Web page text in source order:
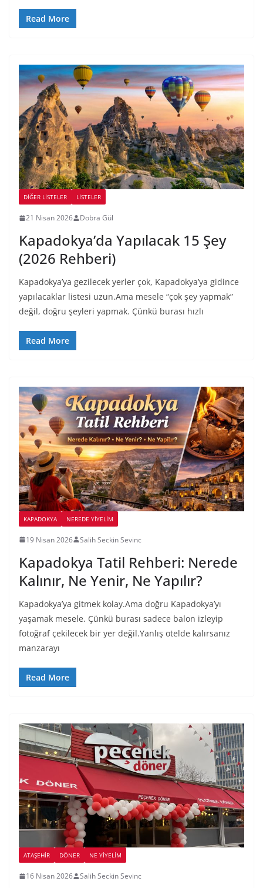
Read More
DIĞER LISTELER LİSTELER
21 Nisan 2026 Dobra Gül
Kapadokya’da Yapılacak 15 Şey
(2026 Rehberi)
Kapadokya’ya gezilecek yerler çok, Kapadokya’ya gidince
yapılacaklar listesi uzun.Ama mesele “çok şey yapmak”
değil, doğru şeyleri yapmak. Çünkü burası hızlı
Read More
KAPADOKYA NEREDE YİYELİM
19 Nisan 2026 Salih Seckin Sevinc
Kapadokya Tatil Rehberi: Nerede
Kalınır, Ne Yenir, Ne Yapılır?
Kapadokya’ya gitmek kolay.Ama doğru Kapadokya’yı
yaşamak mesele. Çünkü burası sadece balon izleyip
fotoğraf çekilecek bir yer değil.Yanlış otelde kalırsanız
manzarayı
Read More
ATAŞEHIR DÖNER NE YİYELİM
16 Nisan 2026 Salih Seckin Sevinc